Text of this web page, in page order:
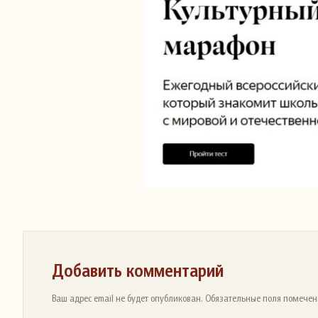
Добавить комментарий
Ваш адрес email не будет опубликован. Обязательные поля